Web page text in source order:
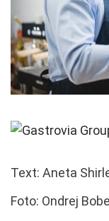
Text: Aneta
Foto: Ondrej